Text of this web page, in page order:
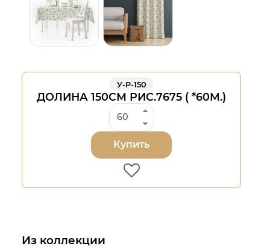
У-Р-150
ДОЛИНА 150СМ РИС.7675 ( *60М.)
Купить
Из коллекции